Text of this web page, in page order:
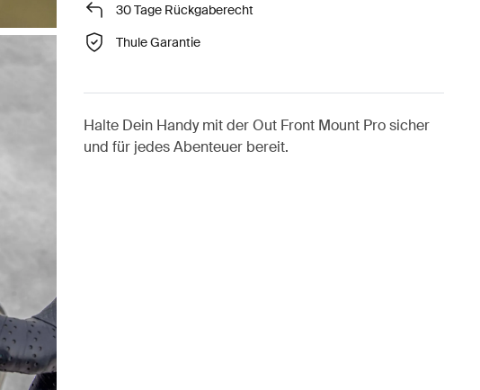
30 Tage Rückgaberecht
Thule Garantie
Halte Dein Handy mit der Out Front Mount Pro sicher
und für jedes Abenteuer bereit.